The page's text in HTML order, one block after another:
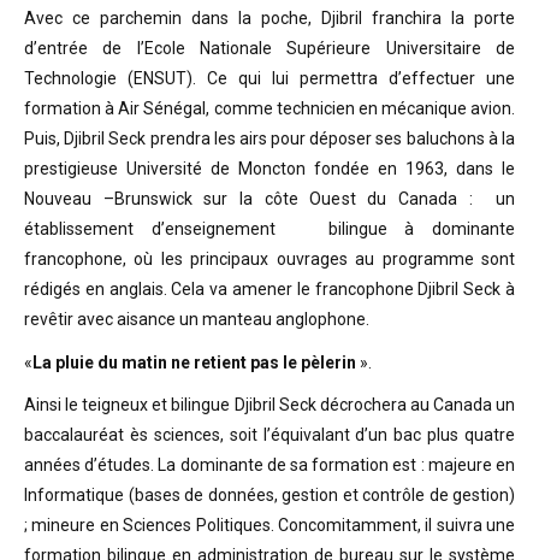
Avec ce parchemin dans la poche, Djibril franchira la porte
d’entrée de l’Ecole Nationale Supérieure Universitaire de
Technologie (ENSUT). Ce qui lui permettra d’effectuer une
formation à Air Sénégal, comme technicien en mécanique avion.
Puis, Djibril Seck prendra les airs pour déposer ses baluchons à la
prestigieuse Université de Moncton fondée en 1963, dans le
Nouveau –Brunswick sur la côte Ouest du Canada : un
établissement d’enseignement bilingue à dominante
francophone, où les principaux ouvrages au programme sont
rédigés en anglais. Cela va amener le francophone Djibril Seck à
revêtir avec aisance un manteau anglophone.
«La pluie du matin ne retient pas le pèlerin ».
Ainsi le teigneux et bilingue Djibril Seck décrochera au Canada un
baccalauréat ès sciences, soit l’équivalant d’un bac plus quatre
années d’études. La dominante de sa formation est : majeure en
Informatique (bases de données, gestion et contrôle de gestion)
; mineure en Sciences Politiques. Concomitamment, il suivra une
formation bilingue en administration de bureau sur le système